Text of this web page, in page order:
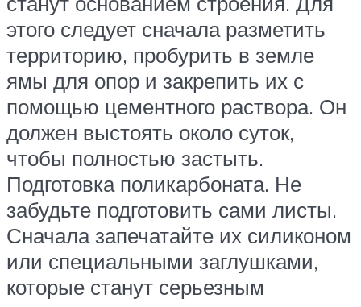
этого следует сначала разметить
территорию, пробурить в земле
ямы для опор и закрепить их с
помощью цементного раствора. Он
должен выстоять около суток,
чтобы полностью застыть.
Подготовка поликарбоната. Не
забудьте подготовить сами листы.
Сначала запечатайте их силиконом
или специальными заглушками,
которые станут серьезным